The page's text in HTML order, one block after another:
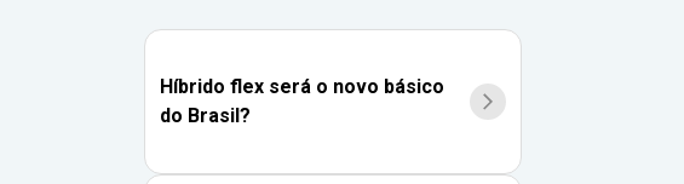
Híbrido flex será o novo básico
do Brasil?